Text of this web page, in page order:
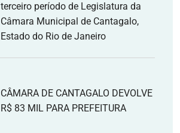
terceiro período de Legislatura da
Câmara Municipal de Cantagalo,
Estado do Rio de Janeiro
CÂMARA DE CANTAGALO DEVOLVE
R$ 83 MIL PARA PREFEITURA